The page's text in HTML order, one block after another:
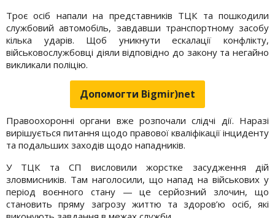
Троє осіб напали на представників ТЦК та пошкодили
службовий автомобіль, завдавши транспортному засобу
кілька ударів. Щоб уникнути ескалації конфлікту,
військовослужбовці діяли відповідно до закону та негайно
викликали поліцію.
Допомогти Bigmir)net
Правоохоронні органи вже розпочали слідчі дії. Наразі
вирішується питання щодо правової кваліфікації інциденту
та подальших заходів щодо нападників.
У ТЦК та СП висловили жорстке засудження дій
зловмисників. Там наголосили, що напад на військових у
період воєнного стану — це серйозний злочин, що
становить пряму загрозу життю та здоров’ю осіб, які